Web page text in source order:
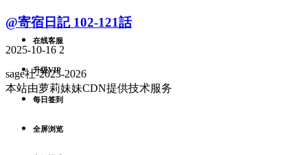
@寄宿日記 102-121話
2025-10-16 2
sage社-2023-2026
本站由萝莉妹妹CDN提供技术服务
在线客服
升级VIP
每日签到
全屏浏览